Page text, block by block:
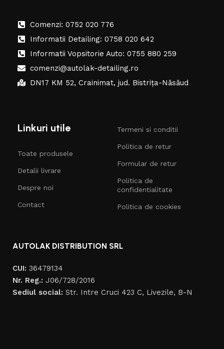
Comenzi: 0752 020 776
Informatii Detailing: 0758 020 642
Informatii Vopsitorie Auto: 0755 880 259
comenzi@autolak-detailing.ro
DN17 KM 52, Crainimat, jud. Bistrița-Năsăud
Linkuri utile
Toate produsele
Detalii livrare
Despre noi
Contact
Termeni si conditii
Politica de retur
Formular de retur
Politica de
confidentialitate
Politica de cookies
AUTOLAK DISTRIBUTION SRL
CUI: 36479134
Nr. Reg.: J06/728/2016
Sediul social: Str. Intre Cruci 423 C, Livezile, B-N